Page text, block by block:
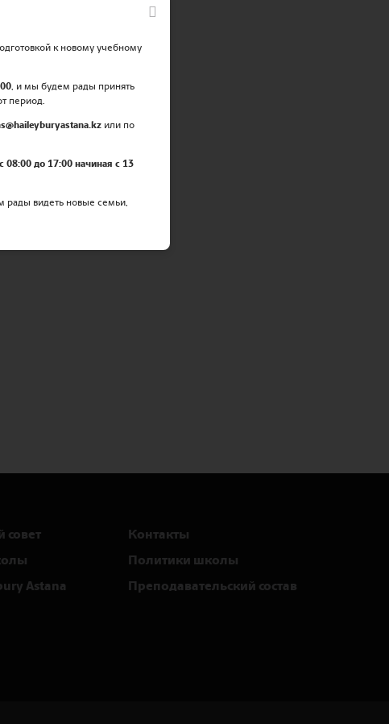
совет
Контакты
Политики школы
Astana
Преподавательский состав
к новому учебному
, и мы будем рады принять
период.
или по
с 08:00 до 17:00 начиная с 13
рады видеть новые семьи,